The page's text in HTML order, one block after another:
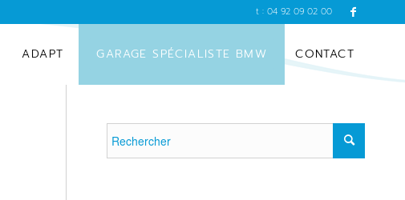
t : 04 92 09 02 00
ADAPT GARAGE SPÉCIALISTE BMW CONTACT